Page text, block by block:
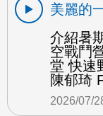
美麗的
介紹暑
空戰鬥
堂 快速
陳郁琦
2026/07/